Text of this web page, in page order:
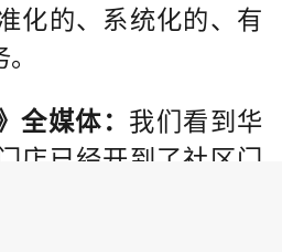
化的、系统化的、有
全媒体： 我们看到华
店已经开到了社区门